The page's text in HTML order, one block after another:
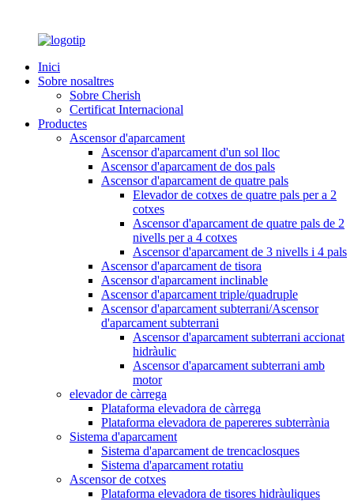
Inici
Sobre nosaltres
Sobre Cherish
Certificat Internacional
Productes
Ascensor d'aparcament
Ascensor d'aparcament d'un sol lloc
Ascensor d'aparcament de dos pals
Ascensor d'aparcament de quatre pals
Elevador de cotxes de quatre pals per a 2
cotxes
Ascensor d'aparcament de quatre pals de 2
nivells per a 4 cotxes
Ascensor d'aparcament de 3 nivells i 4 pals
Ascensor d'aparcament de tisora
Ascensor d'aparcament inclinable
Ascensor d'aparcament triple/quadruple
Ascensor d'aparcament subterrani/Ascensor
d'aparcament subterrani
Ascensor d'aparcament subterrani accionat
hidràulic
Ascensor d'aparcament subterrani amb
motor
elevador de càrrega
Plataforma elevadora de càrrega
Plataforma elevadora de papereres subterrània
Sistema d'aparcament
Sistema d'aparcament de trencaclosques
Sistema d'aparcament rotatiu
Ascensor de cotxes
Plataforma elevadora de tisores hidràuliques